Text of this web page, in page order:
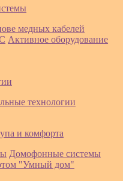
медных кабелей
Активное оборудование
технологии
и комфорта
Домофонные системы
"Умный дом"